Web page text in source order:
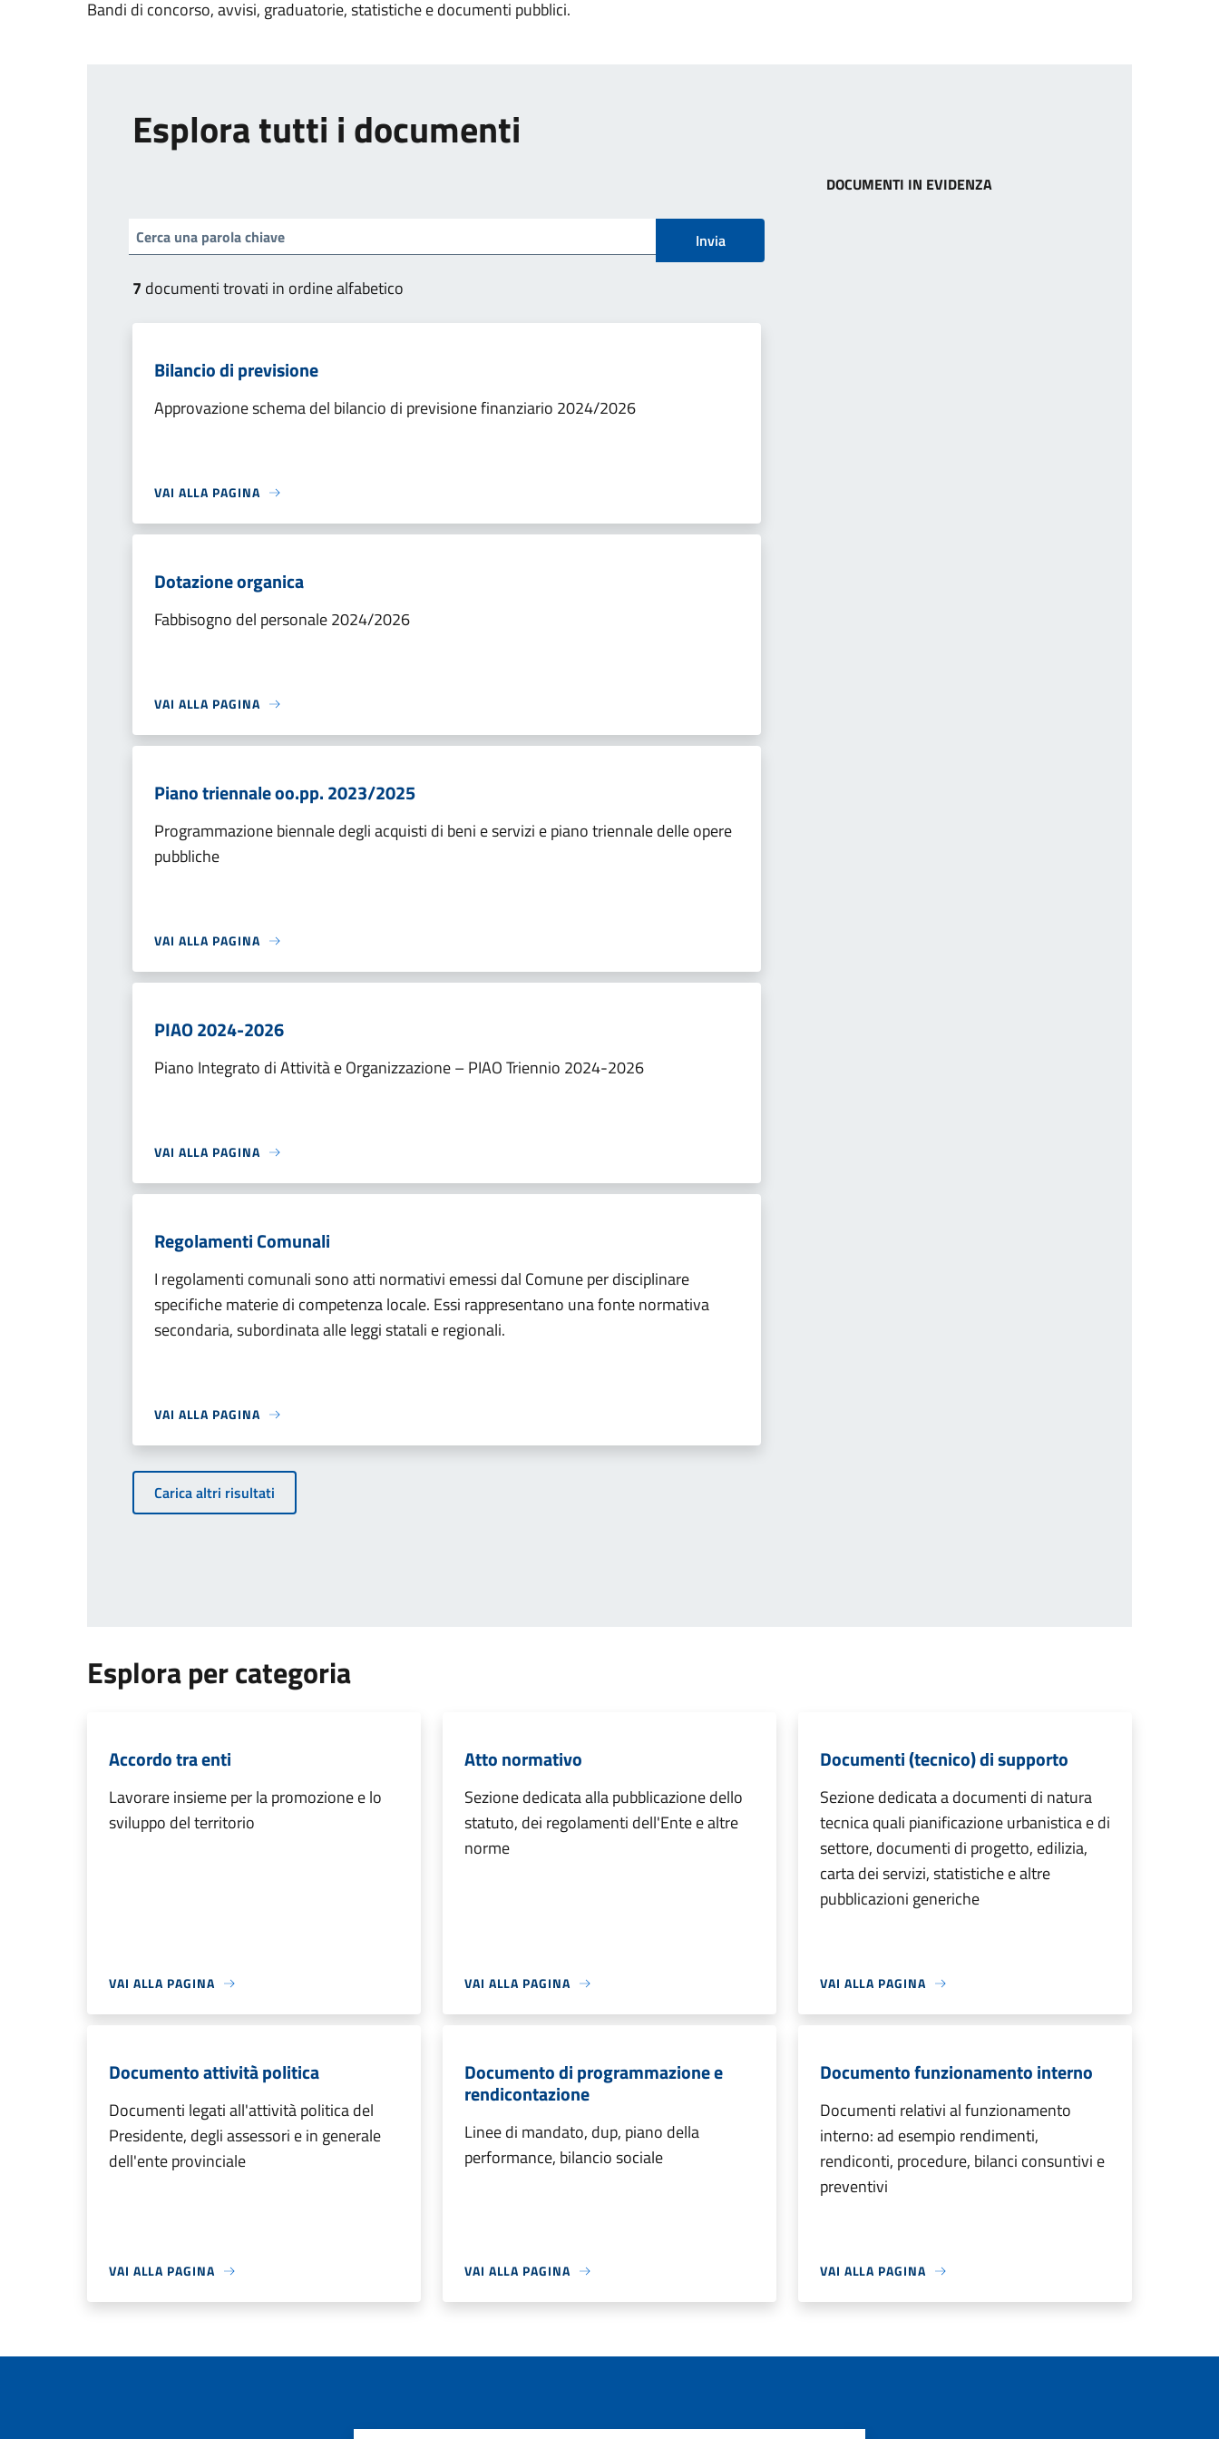
Bandi di concorso, avvisi, graduatorie, statistiche e documenti pubblici.
Esplora tutti i documenti
Invia
7 documenti trovati in ordine alfabetico
Bilancio di previsione
Approvazione schema del bilancio di previsione finanziario 2024/2026
VAI ALLA PAGINA
Dotazione organica
Fabbisogno del personale 2024/2026
VAI ALLA PAGINA
Piano triennale oo.pp. 2023/2025
Programmazione biennale degli acquisti di beni e servizi e piano triennale delle opere
pubbliche
VAI ALLA PAGINA
PIAO 2024-2026
Piano Integrato di Attività e Organizzazione – PIAO Triennio 2024-2026
VAI ALLA PAGINA
Regolamenti Comunali
I regolamenti comunali sono atti normativi emessi dal Comune per disciplinare
specifiche materie di competenza locale. Essi rappresentano una fonte normativa
secondaria, subordinata alle leggi statali e regionali.
VAI ALLA PAGINA
Carica altri risultati
DOCUMENTI IN EVIDENZA
Esplora per categoria
Accordo tra enti
Lavorare insieme per la promozione e lo
sviluppo del territorio
VAI ALLA PAGINA
Atto normativo
Sezione dedicata alla pubblicazione dello
statuto, dei regolamenti dell'Ente e altre
norme
VAI ALLA PAGINA
Documenti (tecnico) di supporto
Sezione dedicata a documenti di natura
tecnica quali pianificazione urbanistica e di
settore, documenti di progetto, edilizia,
carta dei servizi, statistiche e altre
pubblicazioni generiche
VAI ALLA PAGINA
Documento attività politica
Documenti legati all'attività politica del
Presidente, degli assessori e in generale
dell'ente provinciale
VAI ALLA PAGINA
Documento di programmazione e
rendicontazione
Linee di mandato, dup, piano della
performance, bilancio sociale
VAI ALLA PAGINA
Documento funzionamento interno
Documenti relativi al funzionamento
interno: ad esempio rendimenti,
rendiconti, procedure, bilanci consuntivi e
preventivi
VAI ALLA PAGINA